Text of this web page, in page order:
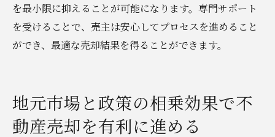
を最小限に抑えることが可能になります。専門サポート
を受けることで、売主は安心してプロセスを進めること
ができ、最適な売却結果を得ることができます。
地元市場と政策の相乗効果で不
動産売却を有利に進める